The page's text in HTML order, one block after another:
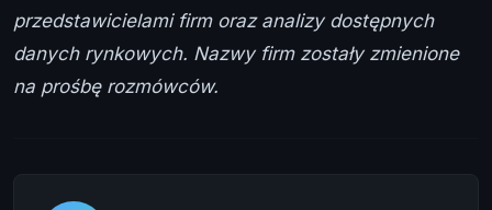
przedstawicielami firm oraz analizy dostępnych
danych rynkowych. Nazwy firm zostały zmienione
na prośbę rozmówców.